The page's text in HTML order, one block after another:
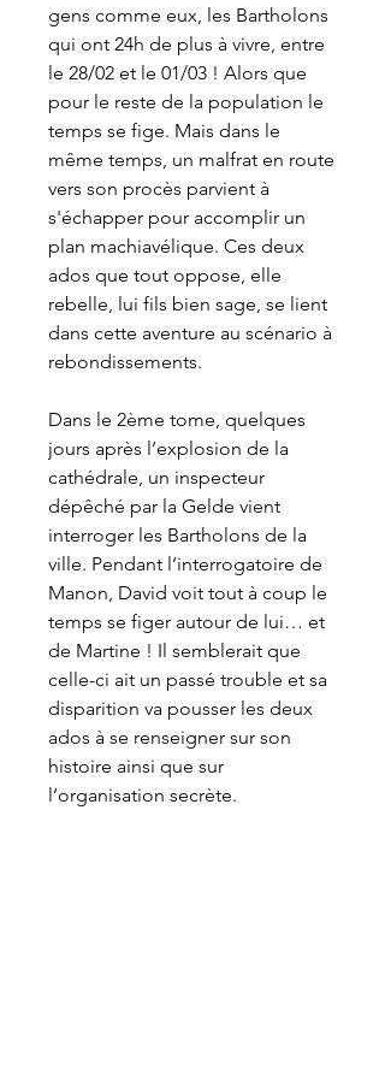
gens comme eux, les Bartholons
qui ont 24h de plus à vivre, entre
le 28/02 et le 01/03 ! Alors que
pour le reste de la population le
temps se fige. Mais dans le
même temps, un malfrat en route
vers son procès parvient à
s'échapper pour accomplir un
plan machiavélique. Ces deux
ados que tout oppose, elle
rebelle, lui fils bien sage, se lient
dans cette aventure au scénario à
rebondissements.
Dans le 2ème tome, quelques
jours après l’explosion de la
cathédrale, un inspecteur
dépêché par la Gelde vient
interroger les Bartholons de la
ville. Pendant l’interrogatoire de
Manon, David voit tout à coup le
temps se figer autour de lui… et
de Martine ! Il semblerait que
celle-ci ait un passé trouble et sa
disparition va pousser les deux
ados à se renseigner sur son
histoire ainsi que sur
l’organisation secrète.